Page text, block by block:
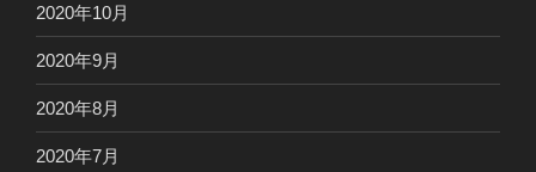
2020年10月
2020年9月
2020年8月
2020年7月